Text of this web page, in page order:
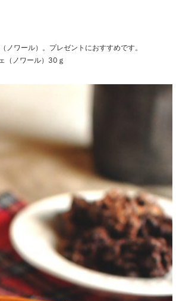
ワール）。プレゼントにおすすめです。
（ノワール）30ｇ